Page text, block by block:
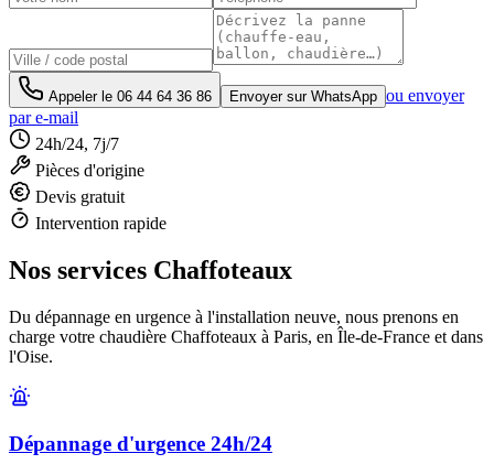
Appeler le 06 44 64 36 86 Envoyer sur WhatsApp ou envoyer
par e-mail
24h/24, 7j/7
Pièces d'origine
Devis gratuit
Intervention rapide
Nos services Chaffoteaux
Du dépannage en urgence à l'installation neuve, nous prenons en
charge votre chaudière Chaffoteaux à Paris, en Île-de-France et dans
l'Oise.
Dépannage d'urgence 24h/24